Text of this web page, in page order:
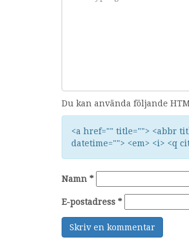
Du kan använda följande
<a href="" title=""> <abbr
datetime=""> <em> <i> <q
Namn *
E-postadress *